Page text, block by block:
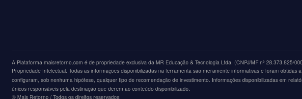
A Plataforma maisretorno.com é de propriedade exclusiva da MR Educação & Tecnologia Ltda. (CNPJ/MF nº
Propriedade Intelectual. Todas as informações disponibilizadas na ferramenta são meramente informativas e foram
configuram, sob nenhuma hipótese, qualquer tipo de recomendação de investimento. Informações disponibilizadas em
únicos responsáveis pela destinação que derem ao conteúdo disponibilizado.
®️ Mais Retorno / Todos os direitos reservados